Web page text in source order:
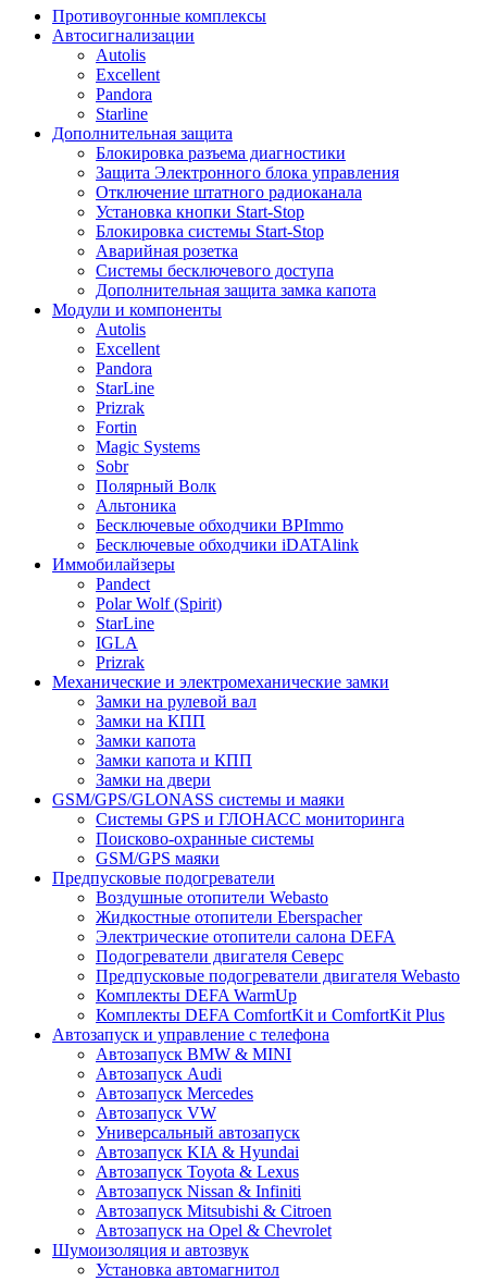
Противоугонные комплексы
Автосигнализации
Autolis
Excellent
Pandora
Starline
Дополнительная защита
Блокировка разъема диагностики
Защита Электронного блока управления
Отключение штатного радиоканала
Установка кнопки Start-Stop
Блокировка системы Start-Stop
Аварийная розетка
Системы бесключевого доступа
Дополнительная защита замка капота
Модули и компоненты
Autolis
Excellent
Pandora
StarLine
Prizrak
Fortin
Magic Systems
Sobr
Полярный Волк
Альтоника
Бесключевые обходчики BPImmo
Бесключевые обходчики iDATAlink
Иммобилайзеры
Pandect
Polar Wolf (Spirit)
StarLine
IGLA
Prizrak
Механические и электромеханические замки
Замки на рулевой вал
Замки на КПП
Замки капота
Замки капота и КПП
Замки на двери
GSM/GPS/GLONASS системы и маяки
Системы GPS и ГЛОНАСС мониторинга
Поисково-охранные системы
GSM/GPS маяки
Предпусковые подогреватели
Воздушные отопители Webasto
Жидкостные отопители Eberspacher
Электрические отопители салона DEFA
Подогреватели двигателя Северс
Предпусковые подогреватели двигателя Webasto
Комплекты DEFA WarmUp
Комплекты DEFA ComfortKit и ComfortKit Plus
Автозапуск и управление с телефона
Автозапуск BMW & MINI
Автозапуск Audi
Автозапуск Mercedes
Автозапуск VW
Универсальный автозапуск
Автозапуск KIA & Hyundai
Автозапуск Toyota & Lexus
Автозапуск Nissan & Infiniti
Автозапуск Mitsubishi & Citroen
Автозапуск на Opel & Chevrolet
Шумоизоляция и автозвук
Установка автомагнитол